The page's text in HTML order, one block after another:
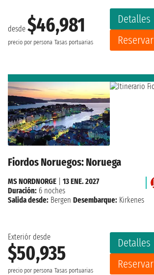
desde $46,981
precio por persona Tasas portuarias
Detalles
Reservar
Fiordos Noruegos: Noruega
Exteriór desde
$50,935
precio por persona Tasas portuarias
Detalles
Reservar
MS NORDNORGE
13 ENE. 2027
Duración: 6 noches
Salida desde: Bergen Desembarque: Kirkenes